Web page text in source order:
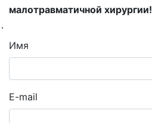
малотравматичной хирургии!
`
Имя
E-mail